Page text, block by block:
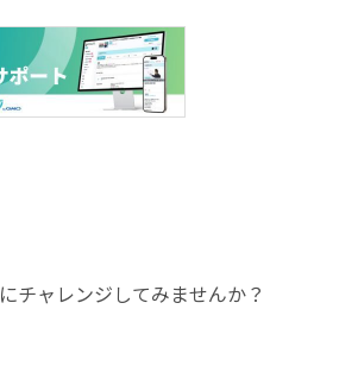
チャレンジしてみませんか？